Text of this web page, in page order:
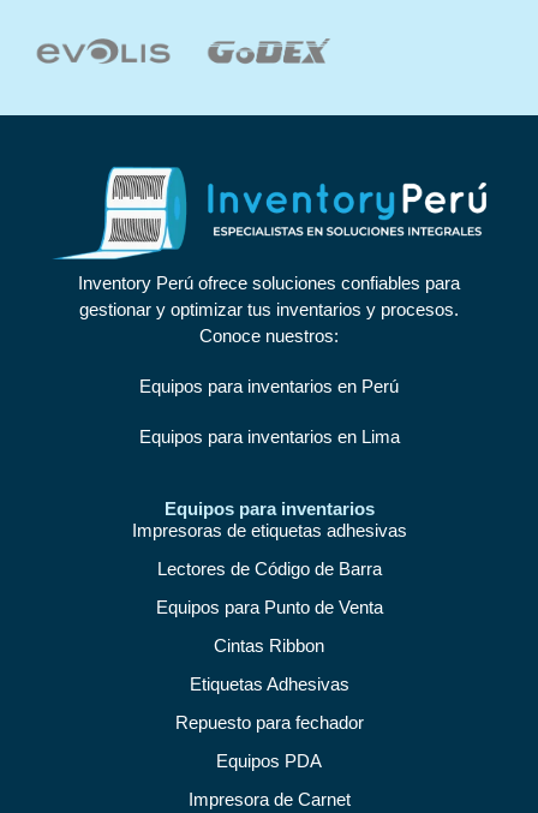
Inventory Perú ofrece soluciones confiables para
gestionar y optimizar tus inventarios y procesos.
Conoce nuestros:
Equipos para inventarios en Perú
Equipos para inventarios en Lima
Equipos para inventarios
Impresoras de etiquetas adhesivas
Lectores de Código de Barra
Equipos para Punto de Venta
Cintas Ribbon
Etiquetas Adhesivas
Repuesto para fechador
Equipos PDA
Impresora de Carnet